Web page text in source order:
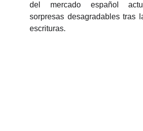
del mercado español
sorpresas desagradables tras
escrituras.